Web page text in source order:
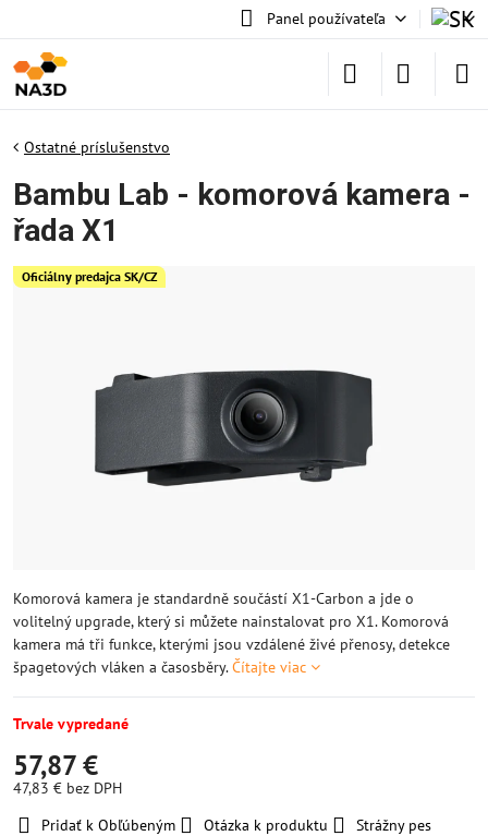
Panel používateľa
Oficiálny predajca SK/CZ
Ostatné príslušenstvo
Bambu Lab - komorová kamera -
řada X1
Komorová kamera je standardně součástí X1-Carbon a jde o
volitelný upgrade, který si můžete nainstalovat pro X1. Komorová
kamera má tři funkce, kterými jsou vzdálené živé přenosy, detekce
špagetových vláken a časosběry.Čítajte viac
Trvale vypredané
57,87 €
47,83 € bez DPH
Pridať k Obľúbeným
Otázka k produktu
Strážny pes